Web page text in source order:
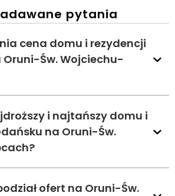
pytania
cena domu i rezydencji
Św. Wojciechu-
i najtańszy domu i
na Oruni-Św.
ofert na Oruni-Św.